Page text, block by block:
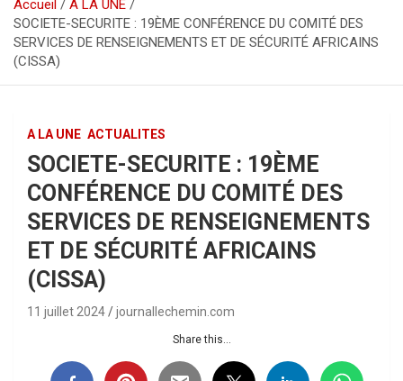
Accueil
A LA UNE
SOCIETE-SECURITE : 19ÈME CONFÉRENCE DU COMITÉ DES
SERVICES DE RENSEIGNEMENTS ET DE SÉCURITÉ AFRICAINS
(CISSA)
A LA UNE ACTUALITES
SOCIETE-SECURITE : 19ÈME
CONFÉRENCE DU COMITÉ DES
SERVICES DE RENSEIGNEMENTS
ET DE SÉCURITÉ AFRICAINS
(CISSA)
11 juillet 2024 journallechemin.com
Share this...